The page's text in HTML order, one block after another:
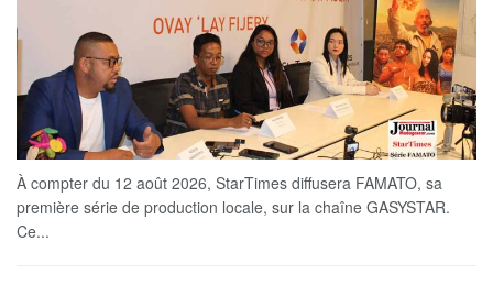
À compter du 12 août 2026, StarTimes diffusera FAMATO, sa
première série de production locale, sur la chaîne GASYSTAR.
Ce...